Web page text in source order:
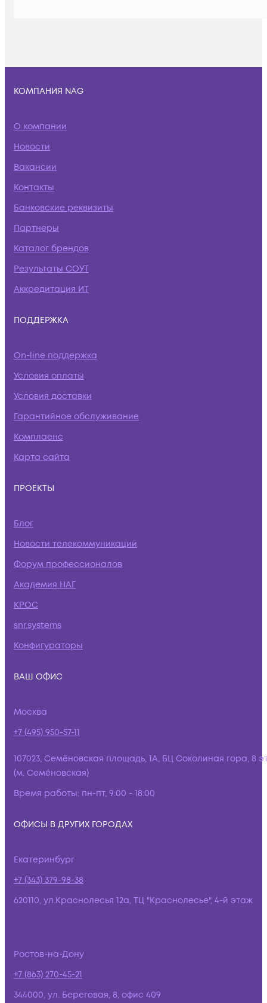
КОМПАНИЯ NAG
О компании
Новости
Вакансии
Контакты
Банковские реквизиты
Партнеры
Каталог брендов
Результаты СОУТ
Аккредитация ИТ
ПОДДЕРЖКА
On-line поддержка
Условия оплаты
Условия доставки
Гарантийное обслуживание
Комплаенс
Карта сайта
ПРОЕКТЫ
Блог
Новости телекоммуникаций
Форум профессионалов
Академия НАГ
КРОС
snr.systems
Конфигураторы
ВАШ ОФИС
Москва
+7 (495) 950-57-11
107023, Семёновская площадь, 1А, БЦ Соколиная гора, 8
(м. Семёновская)
Время работы: пн-пт, 9:00 - 18:00
ОФИСЫ В ДРУГИХ ГОРОДАХ
Екатеринбург
+7 (343) 379-98-38
620110, ул.Краснолесья 12а, ТЦ "Краснолесье", 4-й этаж
Ростов-на-Дону
+7 (863) 270-45-21
344000, ул. Береговая, 8, офис 409